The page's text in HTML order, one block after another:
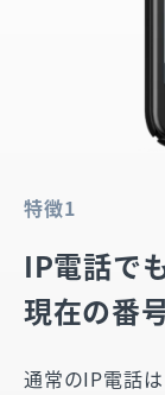
特徴1
IP電話で
現在の番
通常のIP電話